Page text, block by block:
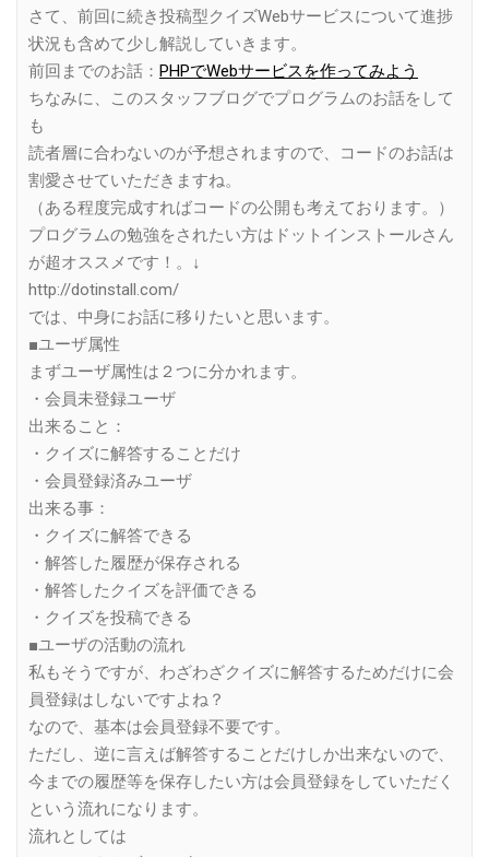
さて、前回に続き投稿型クイズWebサービスについて進捗
状況も含めて少し解説していきます。
前回までのお話： PHPでWebサービスを作ってみよう
ちなみに、このスタッフブログでプログラムのお話をして
も
読者層に合わないのが予想されますので、コードのお話は
割愛させていただきますね。
（ある程度完成すればコードの公開も考えております。）
プログラムの勉強をされたい方はドットインストールさん
が超オススメです！。↓
http://dotinstall.com/
では、中身にお話に移りたいと思います。
■ユーザ属性
まずユーザ属性は２つに分かれます。
・会員未登録ユーザ
出来ること：
・クイズに解答することだけ
・会員登録済みユーザ
出来る事：
・クイズに解答できる
・解答した履歴が保存される
・解答したクイズを評価できる
・クイズを投稿できる
■ユーザの活動の流れ
私もそうですが、わざわざクイズに解答するためだけに会
員登録はしないですよね？
なので、基本は会員登録不要です。
ただし、逆に言えば解答することだけしか出来ないので、
今までの履歴等を保存したい方は会員登録をしていただく
という流れになります。
流れとしては